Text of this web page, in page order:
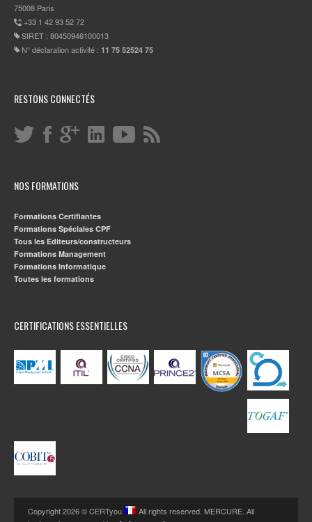
75008 Paris
+33 1 42 93 52 72
SIRET : 80450946100013
N° déclaration activité : 11 75 52524 75
RESTONS CONNECTÉS
NOS FORMATIONS
Formations Certifiantes
Formations Spéciales CPF
Tous les Editeurs/constructeurs
Formations Management
Formations Informatique
Toutes les formations
CERTIFICATIONS ESSENTIELLES
Copyright 2026 © CERTyou
All rights reserved. MERCURE. All